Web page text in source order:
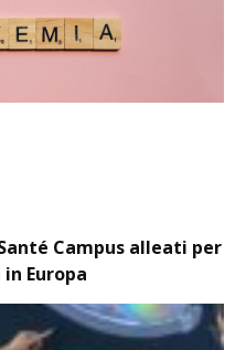
Campus alleati per
Europa